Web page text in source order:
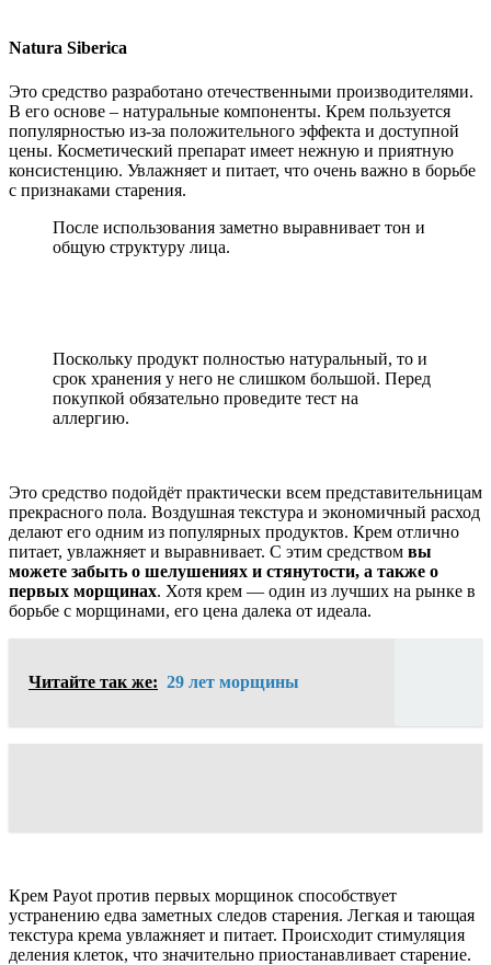
Natura Siberica
Это средство разработано отечественными производителями.
В его основе – натуральные компоненты. Крем пользуется
популярностью из-за положительного эффекта и доступной
цены. Косметический препарат имеет нежную и приятную
консистенцию. Увлажняет и питает, что очень важно в борьбе
с признаками старения.
После использования заметно выравнивает тон и
общую структуру лица.
Поскольку продукт полностью натуральный, то и
срок хранения у него не слишком большой. Перед
покупкой обязательно проведите тест на
аллергию.
Это средство подойдёт практически всем представительницам
прекрасного пола. Воздушная текстура и экономичный расход
делают его одним из популярных продуктов. Крем отлично
питает, увлажняет и выравнивает. С этим средством вы
можете забыть о шелушениях и стянутости, а также о
первых морщинах. Хотя крем — один из лучших на рынке в
борьбе с морщинами, его цена далека от идеала.
Читайте так же: 29 лет морщины
Крем Payot против первых морщинок способствует
устранению едва заметных следов старения. Легкая и тающая
текстура крема увлажняет и питает. Происходит стимуляция
деления клеток, что значительно приостанавливает старение.